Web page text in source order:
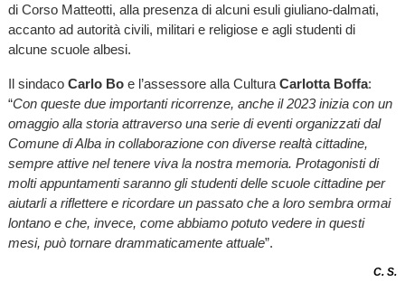
di Corso Matteotti, alla presenza di alcuni esuli giuliano-dalmati,
accanto ad autorità civili, militari e religiose e agli studenti di
alcune scuole albesi.
Il sindaco Carlo Boe l’assessore alla Cultura Carlotta Boffa:
“Con queste due importanti ricorrenze, anche il 2023 inizia con un
omaggio alla storia attraverso una serie di eventi organizzati dal
Comune di Alba in collaborazione con diverse realtà cittadine,
sempre attive nel tenere viva la nostra memoria. Protagonisti di
molti appuntamenti saranno gli studenti delle scuole cittadine per
aiutarli a riflettere e ricordare un passato che a loro sembra ormai
lontano e che, invece, come abbiamo potuto vedere in questi
mesi, può tornare drammaticamente attuale”.
C. S.